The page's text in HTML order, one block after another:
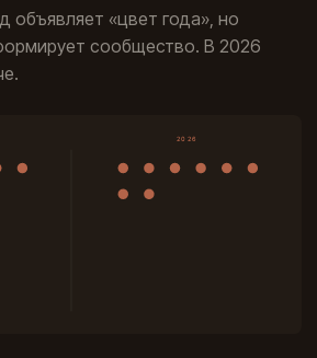
объявляет «цвет года», но
сообщество. В 2026